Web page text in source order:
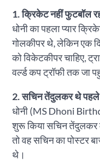
1. क्रिकेट नहीं फुटबॉल
धोनी का पहला प्यार
गोलकीपर थे, लेकिन एक
को विकेटकीपर चाहिए,
वर्ल्ड कप ट्रॉफी तक जा
2. सचिन तेंदुलकर थे
धोनी (MS Dhoni
शुरू किया सचिन
तो वह सचिन का पोस्टर
थे।